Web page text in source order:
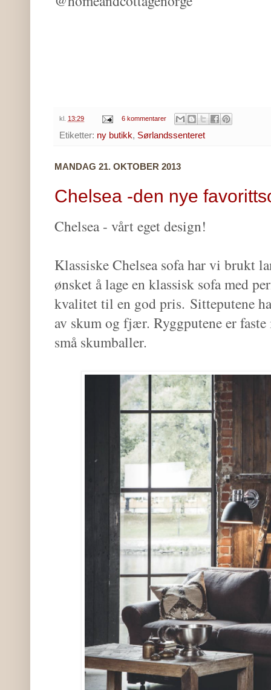
kl. 13:29 6 kommentarer
Etiketter: ny butikk, Sørlandssenteret
MANDAG 21. OKTOBER 2013
Chelsea -den nye
Chelsea - vårt eget design!
Klassiske Chelsea sofa har vi brukt
ønsket å lage en klassisk sofa med
kvalitet til en god pris. Sitteputene
av skum og fjær. Ryggputene er
små skumballer.